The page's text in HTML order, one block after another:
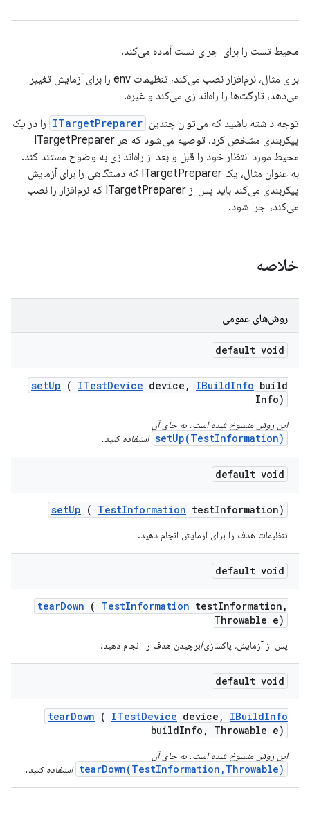
محیط تست را برای اجرای تست آماده می‌کند.
برای مثال، نرم‌افزار نصب می‌کند، تنظیمات env را برای آزمایش تغییر
می‌دهد، تارگت‌ها را راه‌اندازی می‌کند و غیره.
توجه داشته باشید که می‌توان چندین ITargetPreparer را در یک
پیکربندی مشخص کرد. توصیه می‌شود که هر ITargetPreparer
محیط مورد انتظار خود را قبل و بعد از راه‌اندازی به وضوح مستند کند.
به عنوان مثال، یک ITargetPreparer که دستگاهی را برای آزمایش
پیکربندی می‌کند باید پس از ITargetPreparer که نرم‌افزار را نصب
می‌کند، اجرا شود.
خلاصه
روش‌های عمومی
default void
setUp ( ITestDevice device , IBuildInfo build
Info)
این روش منسوخ شده است. به جای آن
setUp(TestInformation) استفاده کنید.
default void
setUp ( TestInformation testInformation)
تنظیمات هدف را برای آزمایش انجام دهید.
default void
tearDown ( TestInformation testInformation ,
Throwable e)
پس از آزمایش، پاکسازی/برچیدن هدف را انجام دهید.
default void
tearDown ( ITestDevice device , IBuildInfo
buildInfo , Throwable e)
این روش منسوخ شده است. به جای آن
tearDown(TestInformation,Throwable) استفاده کنید.